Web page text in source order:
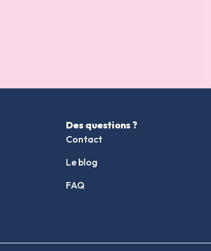
Des questions ?
Contact
Le blog
FAQ